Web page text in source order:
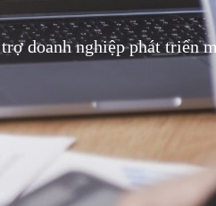
doanh nghiệp phát triển